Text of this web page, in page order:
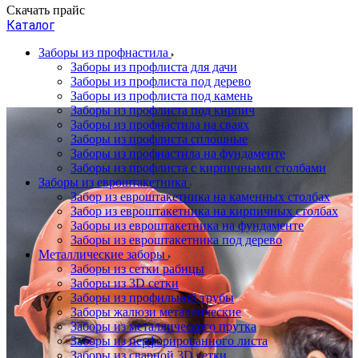
Скачать прайс
Каталог
Заборы из профнастила
Заборы из профлиста для дачи
Заборы из профлиста под дерево
Заборы из профлиста под камень
Заборы из профлиста под кирпич
Заборы из профнастила на сваях
Заборы из профлиста сплошные
Заборы из профнастила на фундаменте
Заборы из профлиста с кирпичными столбами
Заборы из евроштакетника
Забор из евроштакетника на каменных столбах
Забор из евроштакетника на кирпичных столбах
Заборы из евроштакетника на фундаменте
Заборы из евроштакетника под дерево
Металлические заборы
Заборы из сетки рабицы
Заборы из 3D сетки
Заборы из профильной трубы
Заборы жалюзи металлические
Заборы из металлического прутка
Заборы из перфорированного листа
Заборы из сварной 3D сетки